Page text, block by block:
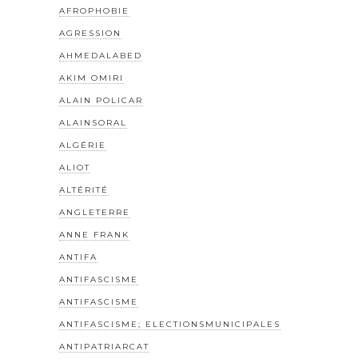
AFROPHOBIE
AGRESSION
AHMEDALABED
AKIM OMIRI
ALAIN POLICAR
ALAINSORAL
ALGÉRIE
ALIOT
ALTÉRITÉ
ANGLETERRE
ANNE FRANK
ANTIFA
ANTIFASCISME
ANTIFASCISME
ANTIFASCISME; ELECTIONSMUNICIPALES
ANTIPATRIARCAT